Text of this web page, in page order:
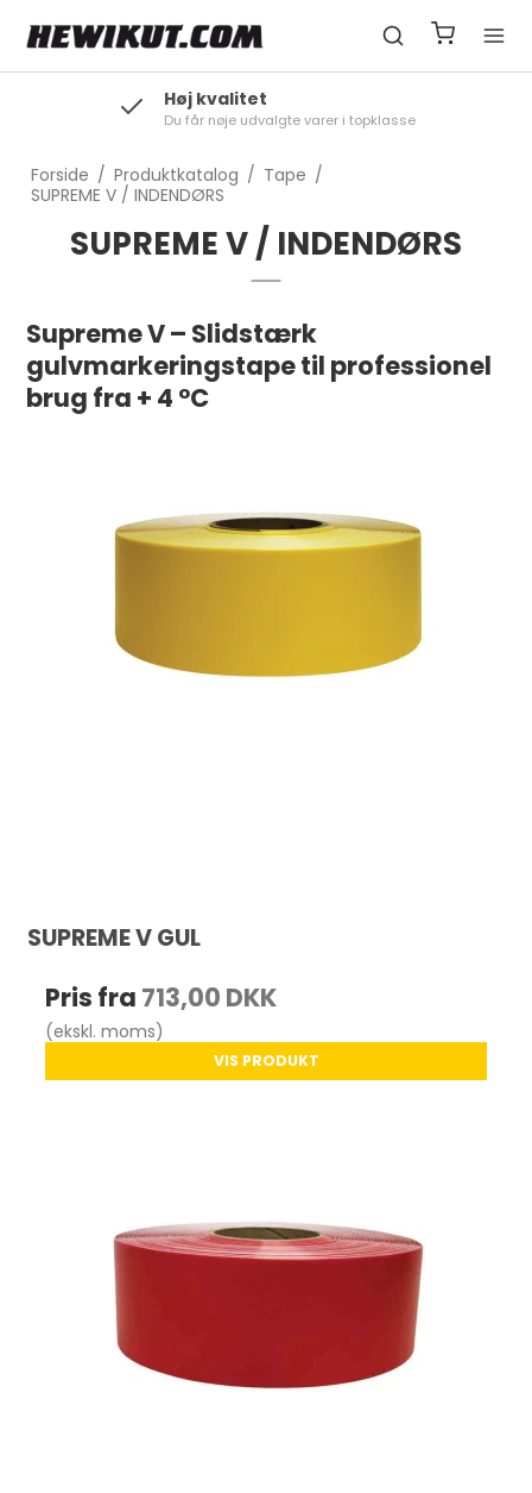
Høj kvalitet
Du får nøje udvalgte varer i topklasse
Forside / Produktkatalog / Tape /
SUPREME V / INDENDØRS
SUPREME V / INDENDØRS
Supreme V – Slidstærk
gulvmarkeringstape til professionel
brug fra + 4 °C
SUPREME V GUL
Pris fra 713,00 DKK
(ekskl. moms)
VIS PRODUKT